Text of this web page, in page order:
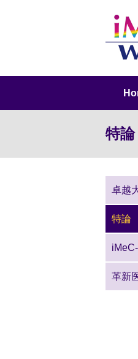
特論
卓越
特論
革新